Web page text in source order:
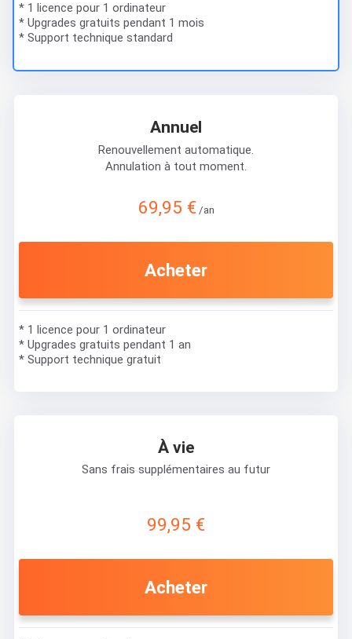
* 1 licence pour 1 ordinateur
* Upgrades gratuits pendant 1 mois
* Support technique standard
Annuel
Renouvellement automatique.
Annulation à tout moment.
69,95 € /an
Acheter
* 1 licence pour 1 ordinateur
* Upgrades gratuits pendant 1 an
* Support technique gratuit
À vie
Sans frais supplémentaires au futur
99,95 €
Acheter